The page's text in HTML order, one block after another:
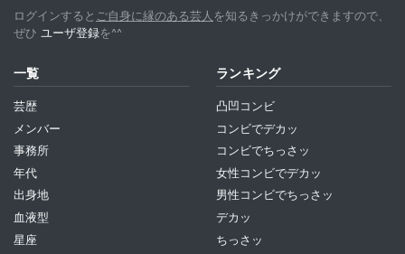
ログインすると ご自身に縁のある芸人 を知るきっかけができますので、
ぜひ ユーザ登録を^^
一覧
芸歴
メンバー
事務所
年代
出身地
血液型
星座
ランキング
凸凹コンビ
コンビでデカッ
コンビでちっさッ
女性コンビでデカッ
男性コンビでちっさッ
デカッ
ちっさッ